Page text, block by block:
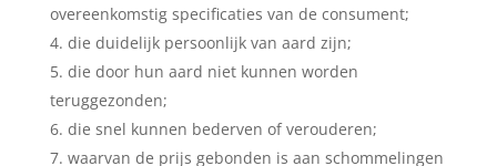
overeenkomstig specificaties van de consument;
die duidelijk persoonlijk van aard zijn;
die door hun aard niet kunnen worden
teruggezonden;
die snel kunnen bederven of verouderen;
waarvan de prijs gebonden is aan schommelingen